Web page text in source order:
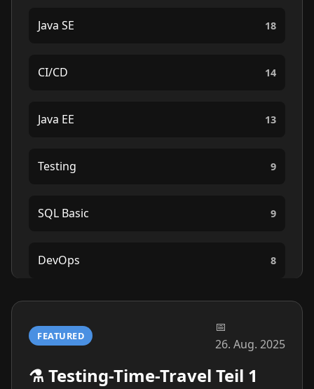
FEATURED
26. Aug. 2025
⚗️ Testing-Time-Travel Teil 1
Java SE 18
CI/CD 14
Java EE 13
Testing 9
SQL Basic 9
DevOps 8